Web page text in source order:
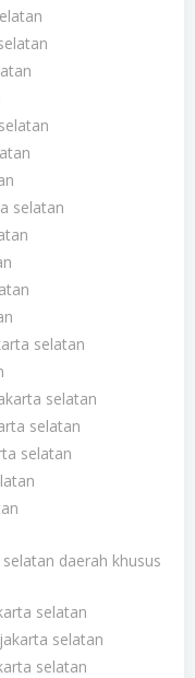
selatan
selatan
selatan
selatan
selatan
daerah khusus
selatan
selatan
selatan